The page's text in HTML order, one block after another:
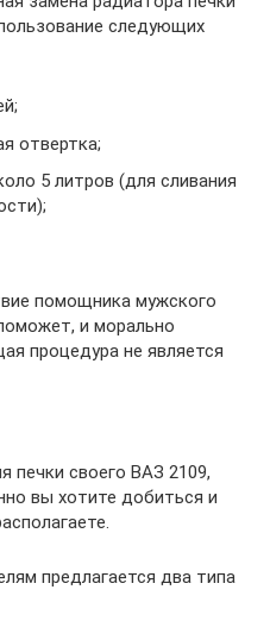
следующих
отвертка;
5 литров (для сливания
помощника мужского
и морально
процедура не является
печки своего ВАЗ 2109,
вы хотите добиться и
предлагается два типа